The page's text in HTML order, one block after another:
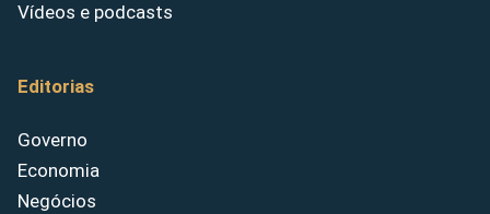
Vídeos e podcasts
Editorias
Governo
Economia
Negócios